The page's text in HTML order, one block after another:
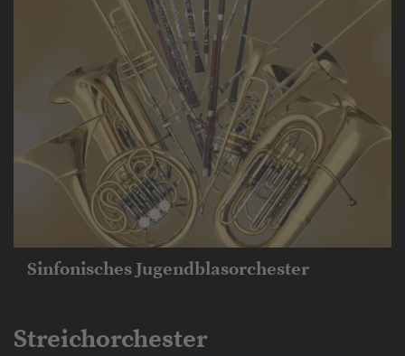
Sinfonisches Jugend­blasorchester
Streichorchester